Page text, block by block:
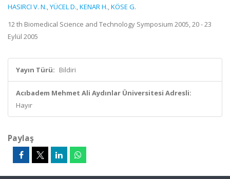
HASIRCI V. N.,YÜCEL D.,KENAR H.,KÖSE G.
12 th Biomedical Science and Technology Symposium 2005, 20 - 23
Eylül 2005
Yayın Türü: Bildiri
Acıbadem Mehmet Ali Aydınlar Üniversitesi Adresli:
Hayır
Paylaş